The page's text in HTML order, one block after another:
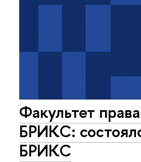
Факультет
БРИКС:
БРИКС